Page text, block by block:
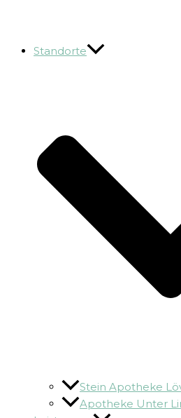
Standorte
Stein Apotheke
Apotheke Unter